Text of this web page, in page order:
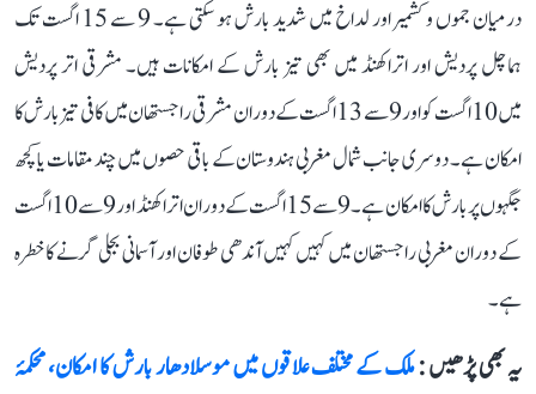
درمیان جموں و کشمیر اور لداخ میں شدید بارش ہو سکتی ہے۔ 9 سے 15 اگست تک
ہماچل پردیش اور اتراکھنڈ میں بھی تیز بارش کے امکانات ہیں۔ مشرقی اتر پردیش
میں 10 اگست کو اور 9 سے 13 اگست کے دوران مشرقی راجستھان میں کافی تیز بارش کا
امکان ہے۔ دوسری جانب شمال مغربی ہندوستان کے باقی حصوں میں چند مقامات یا کچھ
جگہوں پر بارش کا امکان ہے۔ 9 سے 15 اگست کے دوران اتراکھنڈ اور 9 سے 10 اگست
کے دوران مغربی راجستھان میں کہیں کہیں آندھی طوفان اور آسمانی بجلی گرنے کا خطرہ
ہے۔
یہ بھی پڑھیں :ملک کے مختلف علاقوں میں موسلادھار بارش کا امکان، محکمۂ